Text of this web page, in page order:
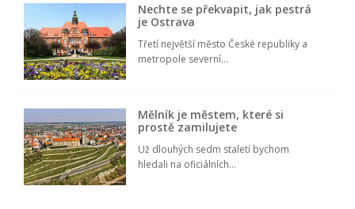
Nechte se překvapit, jak pestrá
je Ostrava
Třetí největší město České republiky a
metropole severní...
Mělník je městem, které si
prostě zamilujete
Už dlouhých sedm staletí bychom
hledali na oficiálních...